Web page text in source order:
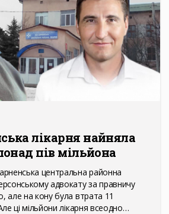
лікарня найняла
пів мільйона
центральна районна
адвокату за правничу
але на кону була втрата 11
ці мільйони лікарня всеодно…